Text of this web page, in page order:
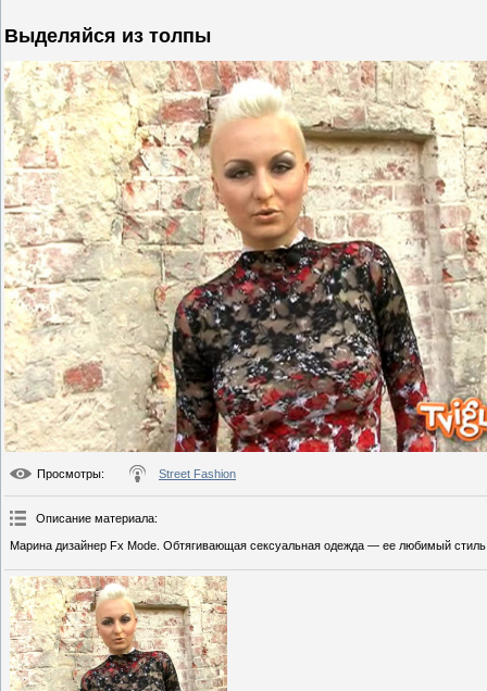
Выделяйся из толпы
Просмотры: Street Fashion
Описание материала:
Марина дизайнер Fx Mode. Обтягивающая сексуальная одежда — ее любимый